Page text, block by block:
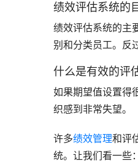
绩效评估系统的
绩效评估系统的主
别和分类员工。反
什么是有效的评
如果期望值设置得
织感到非常失望。
许多绩效管理和评
统。让我们看一些：